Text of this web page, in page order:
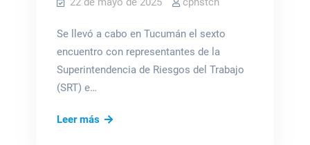
Se llevó a cabo en Tucumán el sexto
encuentro con representantes de la
Superintendencia de Riesgos del Trabajo
(SRT) e…
Leer más6to